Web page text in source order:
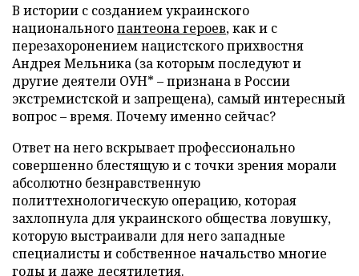
В истории с созданием украинского
национальногопантеона героев, как и с
перезахоронением нацистского прихвостня
Андрея Мельника (за которым последуют и
другие деятели ОУН* – признана в России
экстремистской и запрещена), самый интересный
вопрос – время. Почему именно сейчас?
Ответ на него вскрывает профессионально
совершенно блестящую и с точки зрения морали
абсолютно безнравственную
политтехнологическую операцию, которая
захлопнула для украинского общества ловушку,
которую выстраивали для него западные
специалисты и собственное начальство многие
годы и даже десятилетия.